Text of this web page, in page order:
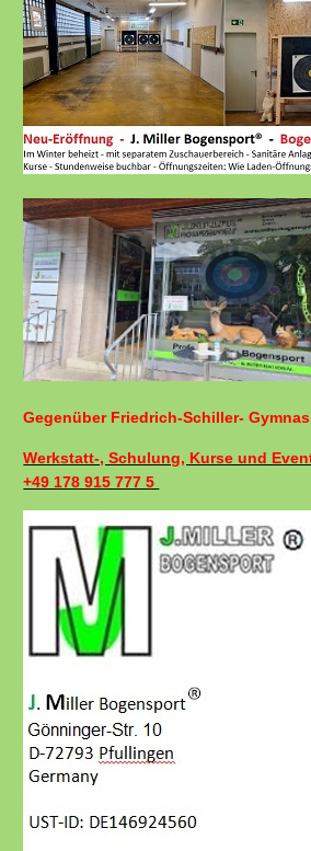
Gegenüber Friedrich-Schiller-
Werkstatt-, Schulung, Kurse und
+49 178 915 777 5